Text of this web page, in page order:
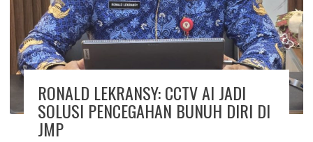
RONALD LEKRANSY: CCTV AI JADI
SOLUSI PENCEGAHAN BUNUH DIRI DI
JMP